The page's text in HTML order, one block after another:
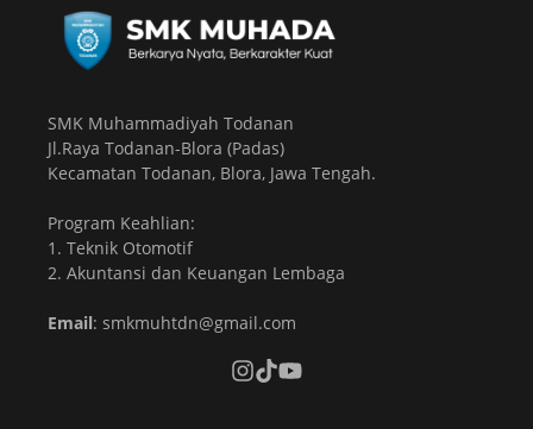
SMK Muhammadiyah Todanan
Jl.Raya Todanan-Blora (Padas)
Kecamatan Todanan, Blora, Jawa Tengah.
Program Keahlian:
1. Teknik Otomotif
2. Akuntansi dan Keuangan Lembaga
Email: smkmuhtdn@gmail.com